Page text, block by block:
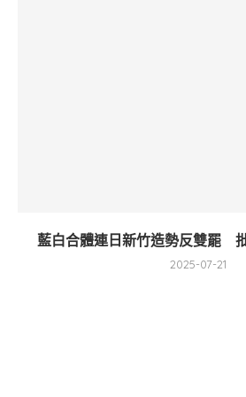
藍白合體連日新竹造勢反雙罷
2025-07-21